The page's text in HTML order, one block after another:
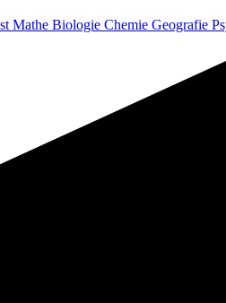
Mathe Biologie Chemie Geografie